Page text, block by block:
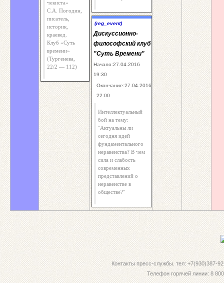
чекиста»
С.А. Погодин,
писатель,
историк,
краевед.
Клуб «Суть
времени»
(Тургенева,
22/2 — 112)
(reg_event)
Дискуссионно-
философский клуб
"Суть Времени"
Начало:27.04.2016
19:30
Окончание:27.04.2016
22:00
Интеллектуальный
бой на тему:
"Актуальны ли
сегодня идей
фундаментального
неравенства? В чем
сила и слабость
современных
представлений о
неравенстве в
обществе?"
Контакты пресс-службы. тел: +7(930)387-
Телефон горячей линии: 8